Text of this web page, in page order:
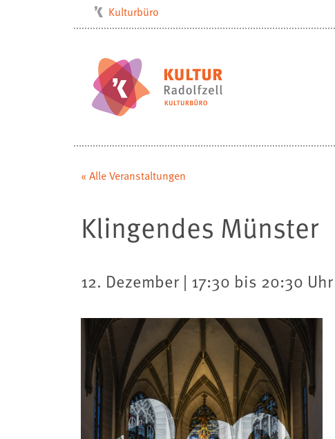
Kulturbüro
Musikschule
Stadtarchiv
Stadtmuseum
Radolfzell1200
« Alle Veranstaltungen
Klingendes Münster
12. Dezember | 17:30 bis 20:30 Uhr